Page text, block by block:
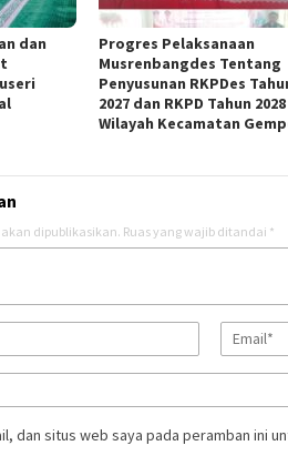
dan
Progres Pelaksanaan
Musrenbangdes Tentang
Penyusunan RKPDes
2027 dan RKPD Tahun
Wilayah Kecamatan
dipublikasikan. Ruas yang wajib ditandai *
dan situs web saya pada peramban ini